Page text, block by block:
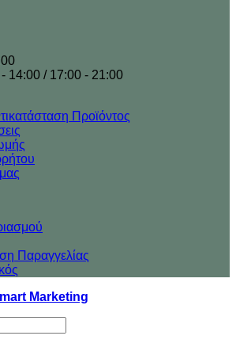
14:00 / 17:00 - 21:00
Προϊόντος
Παραγγελίας
Marketing